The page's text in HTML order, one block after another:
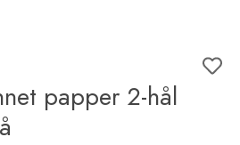
papper 2-hål